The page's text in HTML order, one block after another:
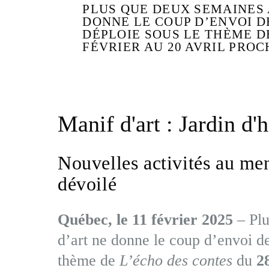
PLUS QUE DEUX
DONNE LE COUP D’ENVOI
DÉPLOIE SOUS LE THÈME
FÉVRIER AU 20 AVRIL
Manif d'art : Jardin
Nouvelles activités au
dévoilé
Québec, le 11 février 2025 –
d’art ne donne le coup d’envoi
thème de L’écho des contes du